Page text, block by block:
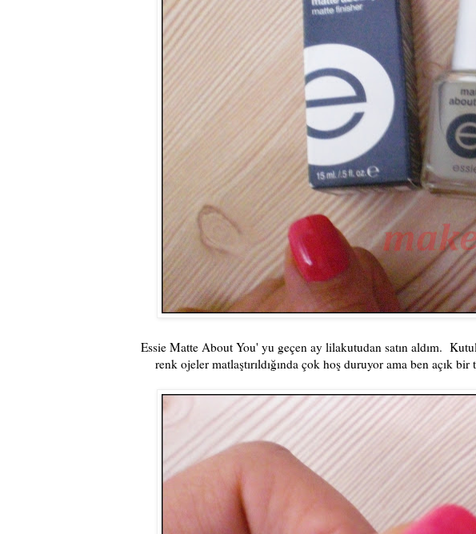
Essie Matte About You' yu geçen ay lilakutudan satın aldım.
renk ojeler matlaştırıldığında çok hoş duruyor ama ben açık